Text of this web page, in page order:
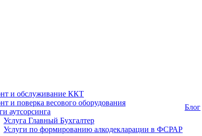
и обслуживание ККТ
и поверка весового оборудования
аутсорсинга
Услуга Главный Бухгалтер
Услуги по формированию алкодекларации в ФСРАР
Блог